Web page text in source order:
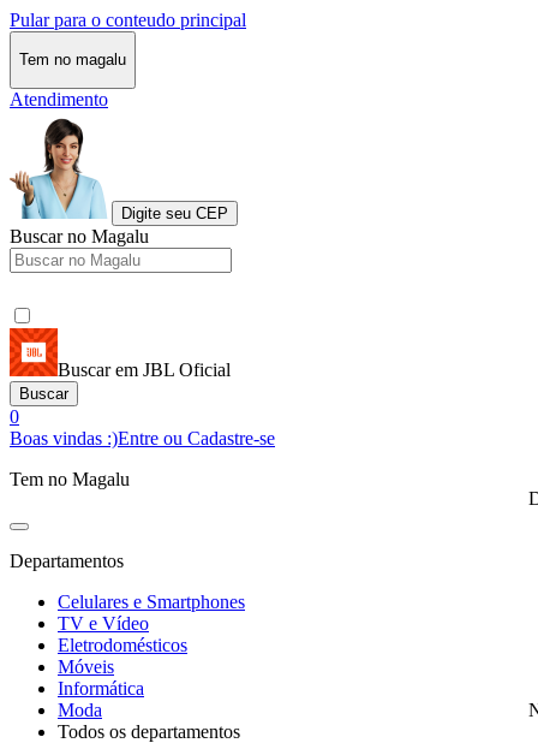
Pular para o conteudo principal
Tem no magalu
Atendimento
Digite seu CEP
Buscar no Magalu
Buscar em JBL Oficial
Buscar
0
Boas vindas :)Entre ou Cadastre-se
Tem no Magalu
Departamentos
Celulares e Smartphones
TV e Vídeo
Eletrodomésticos
Móveis
Informática
Moda
Todos os departamentos